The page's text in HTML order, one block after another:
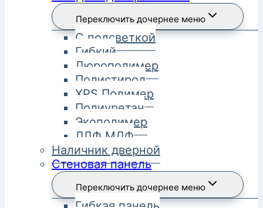
Переключить дочернее меню
С подсветкой
Гибкий
Дюрополимер
Полистирол
XPS Полимер
Полиуретан
Экополимер
ЛДФ МДФ
Наличник дверной
Стеновая панель
Переключить дочернее меню